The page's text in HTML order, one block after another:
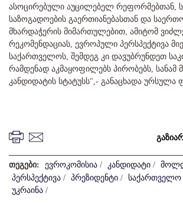
ასოცირებული აუცილებელ რეფორმებთან,
საზოგადოების გაერთიანებასთან და
მხარდაჭერის მიმართულებით, ამიტომ
რეკომენდაციას, ევროპული პერსპექტივა
საქართველოს, შემდეგ კი დავუბრუნდეთ
რამდენად აკმაყოფილებს პირობებს, სანამ
კანდიდატის სტატუსს",- განაცხადა
თეგები: ევროკომისია / კანდიდატი /
პერსპექტივა / პრეზიდენტი / საქართველო
უკრაინა /